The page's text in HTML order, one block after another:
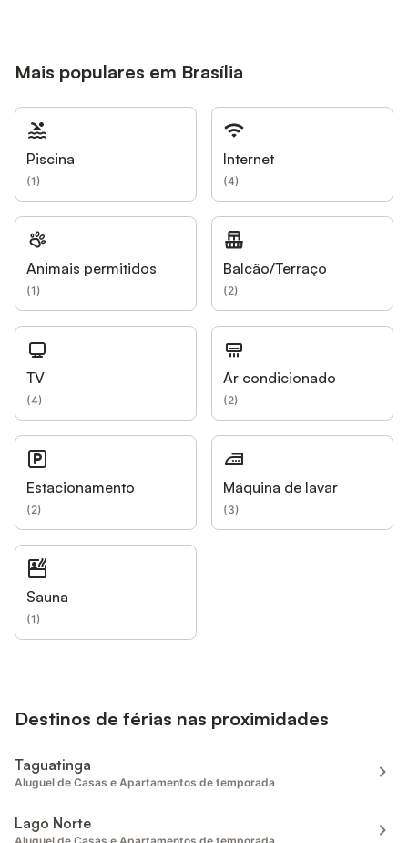
Mais populares em Brasília
Piscina
(1)
Internet
(4)
Animais permitidos
(1)
Balcão/Terraço
(2)
TV
(4)
Ar condicionado
(2)
Estacionamento
(2)
Máquina de lavar
(3)
Sauna
(1)
Destinos de férias nas proximidades
Taguatinga
Aluguel de Casas e Apartamentos de temporada
Lago Norte